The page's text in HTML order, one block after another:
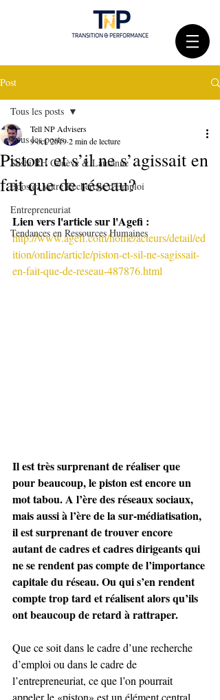
Post
Tous les posts
Sushi RH Genève & Lausanne
Boostez votre Recherche d'Emploi
Entrepreneuriat
Tendances en Ressources Humaines
Tous les posts
Piston: et s’il ne s’agissait en
fait que de réseau?
Tell NP Advisers
9 oct. 20192 min de lecture
Lien vers l'article sur l'Agefi :
http://www.agefi.com/home/acteurs/detail/ed
ition/online/article/piston-et-sil-ne-sagissait-
en-fait-que-de-reseau-487876.html
Il est très surprenant de réaliser que
pour beaucoup, le piston est encore un
mot tabou. A l’ère des réseaux sociaux,
mais aussi à l’ère de la sur-médiatisation,
il est surprenant de trouver encore
autant de cadres et cadres dirigeants qui
ne se rendent pas compte de l’importance
capitale du réseau. Ou qui s’en rendent
compte trop tard et réalisent alors qu’ils
ont beaucoup de retard à rattraper.
Que ce soit dans le cadre d’une recherche
d’emploi ou dans le cadre de
l’entrepreneuriat, ce que l’on pourrait